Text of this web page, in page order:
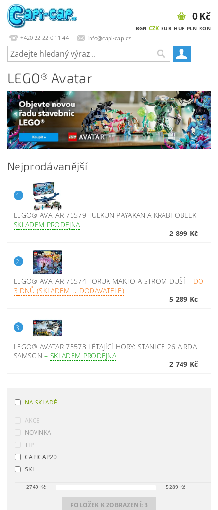
+420 22 22 0 11 44 info@capi-cap.cz
BGN CZK EUR HUF PLN RON
0 Kč
LEGO® Avatar
Nejprodávanější
1.
LEGO® AVATAR 75579 TULKUN PAYAKAN A KRABÍ OBLEK –
SKLADEM PRODEJNA
2 899 Kč
2.
LEGO® AVATAR 75574 TORUK MAKTO A STROM DUŠÍ– DO
3 DNŮ (SKLADEM U DODAVATELE)
5 289 Kč
3.
LEGO® AVATAR 75573 LÉTAJÍCÍ HORY: STANICE 26 A RDA
SAMSON–SKLADEM PRODEJNA
2 749 Kč
NA SKLADĚ
AKCE
NOVINKA
TIP
CAPICAP20
SKL
2749 Kč 5289 Kč
POLOŽEK K ZOBRAZENÍ: 3